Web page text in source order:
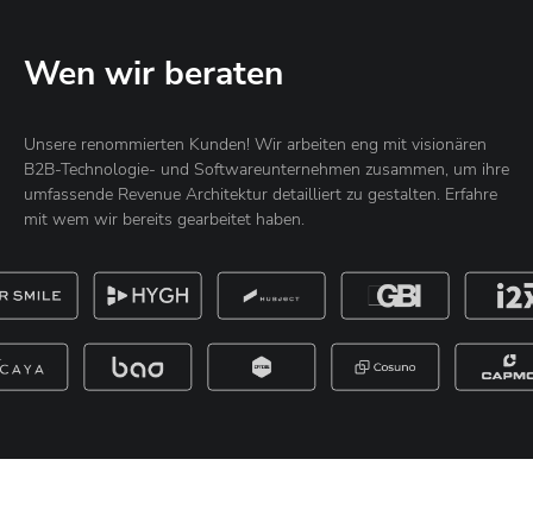
Wen wir beraten
Unsere renommierten Kunden! Wir arbeiten eng mit visionären
B2B-Technologie- und Softwareunternehmen zusammen, um ihre
umfassende Revenue Architektur detailliert zu gestalten. Erfahre
mit wem wir bereits gearbeitet haben.